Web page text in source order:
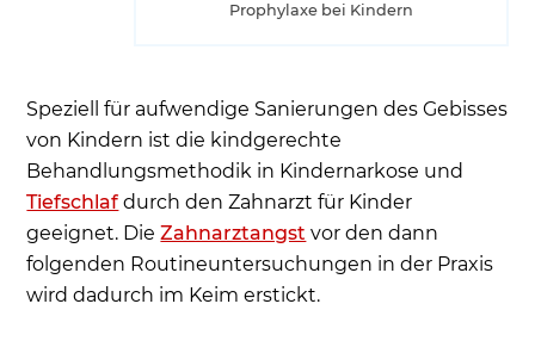
Prophylaxe bei Kindern
Speziell für aufwendige Sanierungen des Gebisses
von Kindern ist die kindgerechte
Behandlungsmethodik in Kindernarkose und
Tiefschlaf durch den Zahnarzt für Kinder
geeignet. DieZahnarztangst vor den dann
folgenden Routineuntersuchungen in der Praxis
wird dadurch im Keim erstickt.